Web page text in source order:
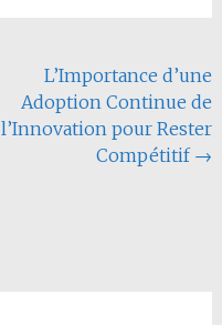
L’Importance d’une
Adoption Continue de
l’Innovation pour Rester
Compétitif →